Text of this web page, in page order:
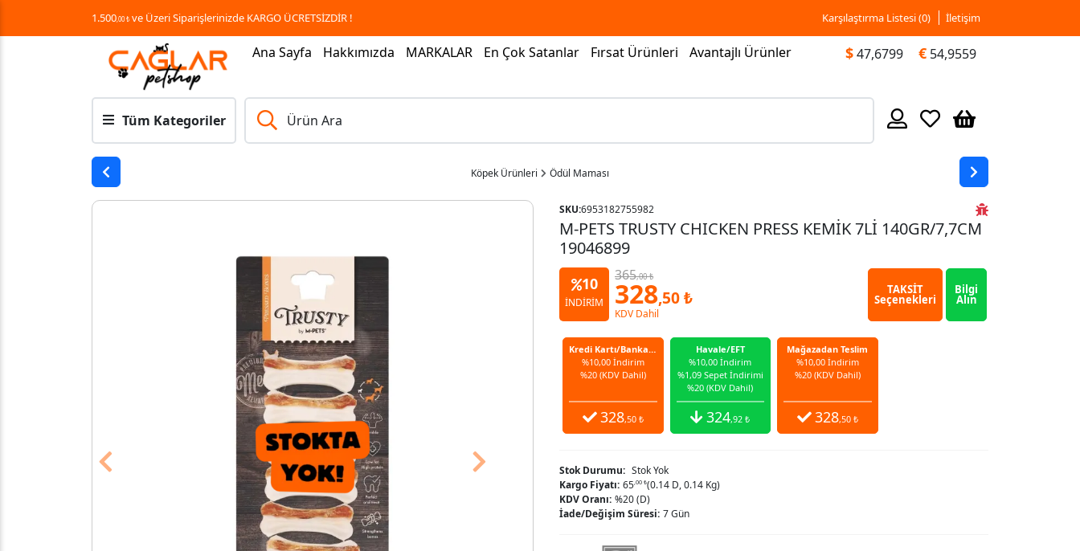
1.500,00 ₺ve Üzeri Siparişlerinizde KARGO ÜCRETSİZDİR ! Karşılaştırma Listesi (0) İletişim
Ana Sayfa Hakkımızda MARKALAR En Çok Satanlar Fırsat Ürünleri Avantajlı Ürünler $47,6799 € 54,9559
Tüm Kategoriler Ürün Ara
Köpek Ürünleri Ödül Maması
Previous Next
SKU:6953182755982
M-PETS TRUSTY CHICKEN PRESS KEMİK 7Lİ 140GR/7,7CM
19046899
10
İNDİRİM
365,00 ₺
328,50 ₺
KDV Dahil
TAKSİT
Seçenekleri
Bilgi
Alın
Kredi Kartı/Banka Kartı
%10,00 İndirim
%20 (KDV Dahil)
328,50 ₺
Havale/EFT
%10,00 İndirim
%1,09 Sepet İndirimi
%20 (KDV Dahil)
324,92 ₺
Mağazadan Teslim
%10,00 İndirim
%20 (KDV Dahil)
328,50 ₺
Stok Durumu: Stok Yok
Kargo Fiyatı: 65,00 ₺(0.14 D, 0.14 Kg)
KDV Oranı: %20 (D)
İade/Değişim Süresi: 7 Gün